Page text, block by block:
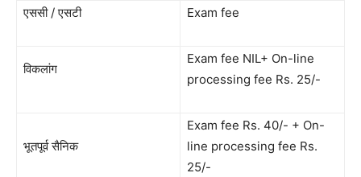
एससी / एसटी Exam fee
विकलांग
Exam fee NIL+ On-line
processing fee Rs. 25/-
भूतपूर्व सैनिक
Exam fee Rs. 40/- + On-
line processing fee Rs.
25/-